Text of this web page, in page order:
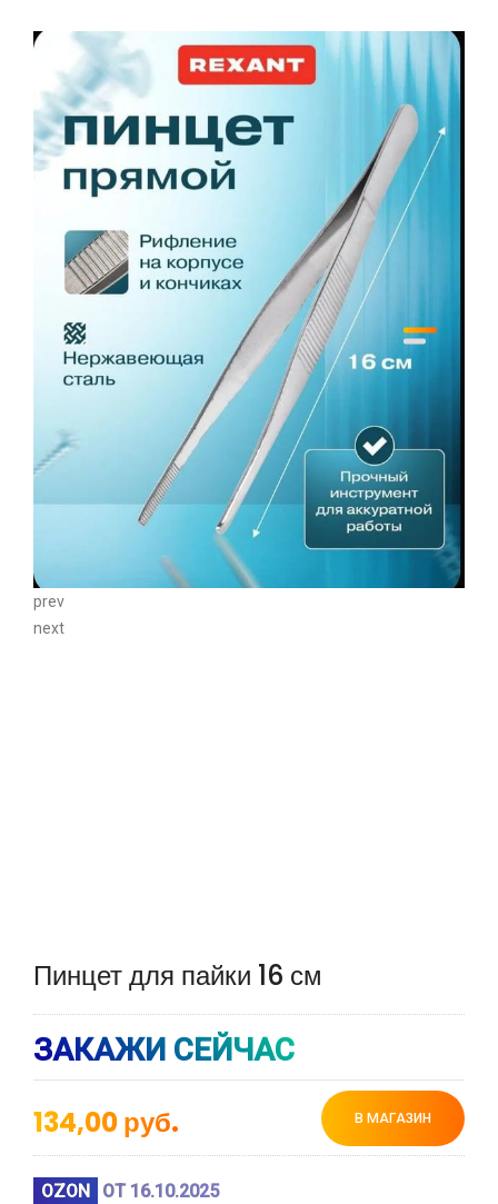
prev
next
Пинцет для пайки 16 см
ЗАКАЖИ СЕЙЧАС
134,00руб. В МАГАЗИН
OZON ОТ 16.10.2025